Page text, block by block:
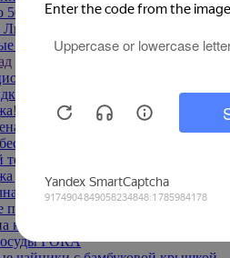
500 руб
товары
товары
20% по промокоду
Ульяновск до -70%
доставкой
до -50%
посуда
ковры
FORA